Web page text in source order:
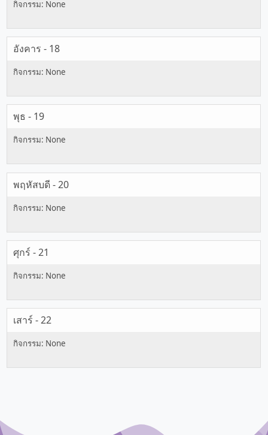
อังคาร - 18
พุธ - 19
พฤหัสบดี - 20
ศุกร์ - 21
เสาร์ - 22